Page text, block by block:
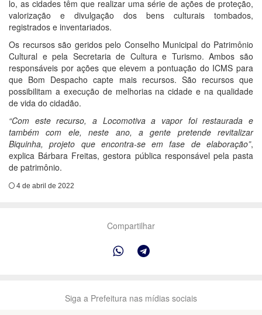
lo, as cidades têm que realizar uma série de ações de proteção,
valorização e divulgação dos bens culturais tombados,
registrados e inventariados.
Os recursos são geridos pelo Conselho Municipal do Patrimônio
Cultural e pela Secretaria de Cultura e Turismo. Ambos são
responsáveis por ações que elevem a pontuação do ICMS para
que Bom Despacho capte mais recursos. São recursos que
possibilitam a execução de melhorias na cidade e na qualidade
de vida do cidadão.
“Com este recurso, a Locomotiva a vapor foi restaurada e
também com ele, neste ano, a gente pretende revitalizar
Biquinha, projeto que encontra-se em fase de elaboração”,
explica Bárbara Freitas, gestora pública responsável pela pasta
de patrimônio.
4 de abril de 2022
Compartilhar
Siga a Prefeitura nas mídias sociais